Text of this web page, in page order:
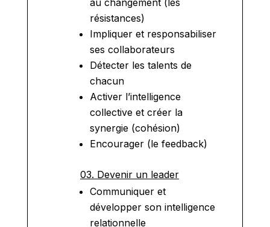
résistances)
Impliquer et responsabiliser
ses collaborateurs
Détecter les talents de
chacun
Activer l’intelligence
collective et créer la
synergie (cohésion)
Encourager (le feedback)
03. Devenir un leader
Communiquer et
développer son intelligence
relationnelle